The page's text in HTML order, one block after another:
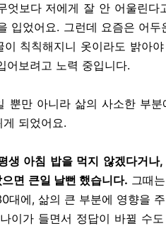
엇보다 저에게 잘 안 어울린다
입었어요. 그런데 요즘은 어
이 칙칙해지니 옷이라도 밝아
어보려고 노력 중입니다.
뿐만 아니라 삶의 사소한 부
되었어요.
생 아침 밥을 먹지 않겠다거
면 큰일 날뻔 했습니다. 그때
대에, 삶의 큰 부분에 영향을
이가 들면서 정답이 바뀔 수